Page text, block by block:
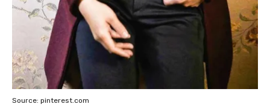
Source: pinterest.com